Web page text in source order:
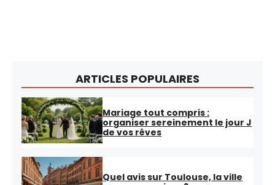
ARTICLES POPULAIRES
Mariage tout compris :
organiser sereinement le jour J
de vos rêves
Quel avis sur Toulouse, la ville